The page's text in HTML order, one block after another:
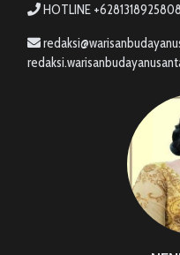
HOTLINE